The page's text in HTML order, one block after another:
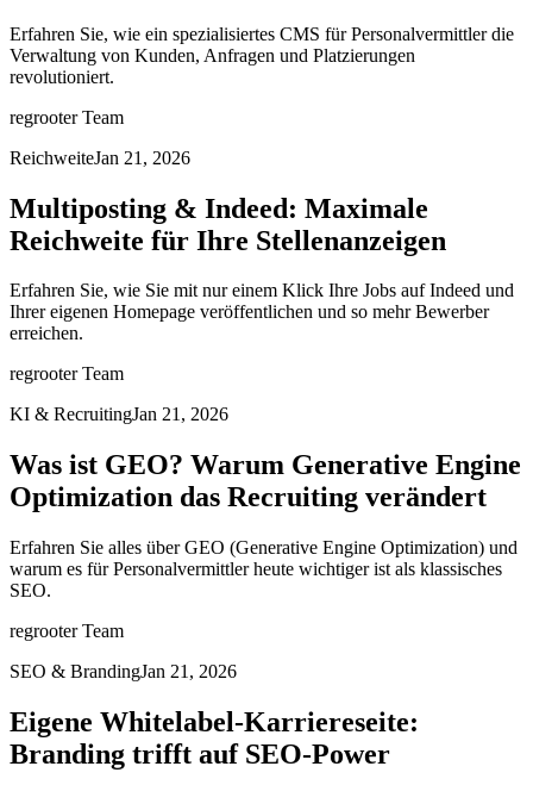
Erfahren Sie, wie ein spezialisiertes CMS für Personalvermittler die
Verwaltung von Kunden, Anfragen und Platzierungen
revolutioniert.
regrooter Team
ReichweiteJan 21, 2026
Multiposting & Indeed: Maximale
Reichweite für Ihre Stellenanzeigen
Erfahren Sie, wie Sie mit nur einem Klick Ihre Jobs auf Indeed und
Ihrer eigenen Homepage veröffentlichen und so mehr Bewerber
erreichen.
regrooter Team
KI & RecruitingJan 21, 2026
Was ist GEO? Warum Generative Engine
Optimization das Recruiting verändert
Erfahren Sie alles über GEO (Generative Engine Optimization) und
warum es für Personalvermittler heute wichtiger ist als klassisches
SEO.
regrooter Team
SEO & BrandingJan 21, 2026
Eigene Whitelabel-Karriereseite:
Branding trifft auf SEO-Power